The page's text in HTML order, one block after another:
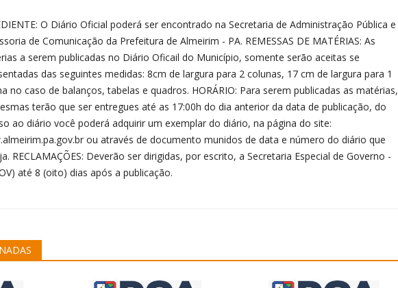
O Diário Oficial poderá ser encontrado na Secretaria de Administração Pública e
de Comunicação da Prefeitura de Almeirim - PA. REMESSAS DE MATÉRIAS: As
a serem publicadas no Diário Oficail do Município, somente serão aceitas se
das seguintes medidas: 8cm de largura para 2 colunas, 17 cm de largura para 1
no caso de balanços, tabelas e quadros. HORÁRIO: Para serem publicadas as matérias,
terão que ser entregues até as 17:00h do dia anterior da data de publicação, do
ao diário você poderá adquirir um exemplar do diário, na página do site:
ou através de documento munidos de data e número do diário que
RECLAMAÇÕES: Deverão ser dirigidas, por escrito, a Secretaria Especial de Governo -
até 8 (oito) dias após a publicação.